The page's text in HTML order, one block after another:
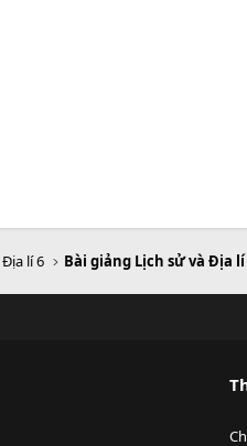
lí 6 Bài giảng Lịch sử và Địa lí